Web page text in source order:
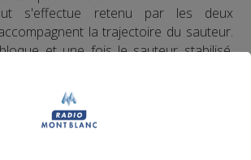
s'effectue retenu par les deux
la trajectoire du sauteur.
et une fois le sauteur stabilisé,
de tests, d'homologations,
vérifications ont été nécessaires pour